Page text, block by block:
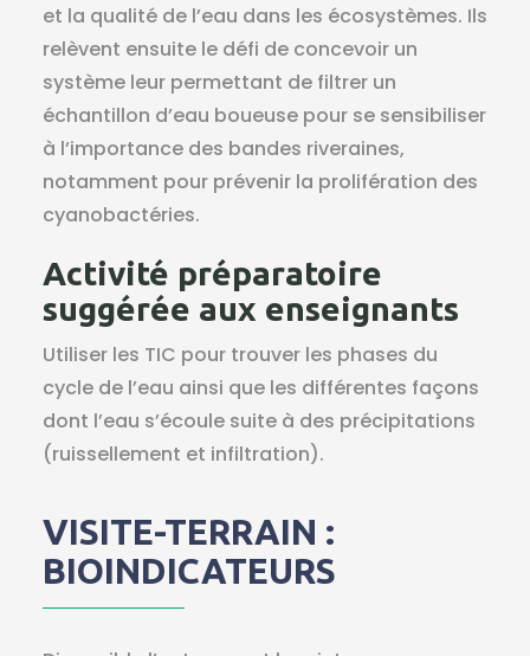
et la qualité de l’eau dans les écosystèmes. Ils
relèvent ensuite le défi de concevoir un
système leur permettant de filtrer un
échantillon d’eau boueuse pour se sensibiliser
à l’importance des bandes riveraines,
notamment pour prévenir la prolifération des
cyanobactéries.
Activité préparatoire
suggérée aux enseignants
Utiliser les TIC pour trouver les phases du
cycle de l’eau ainsi que les différentes façons
dont l’eau s’écoule suite à des précipitations
(ruissellement et infiltration).
VISITE-TERRAIN :
BIOINDICATEURS